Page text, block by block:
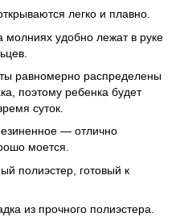
легко и плавно.
удобно лежат в руке
равномерно распределены
поэтому ребенка будет
суток.
— отлично
моется.
полиэстер, готовый к
из прочного полиэстера.